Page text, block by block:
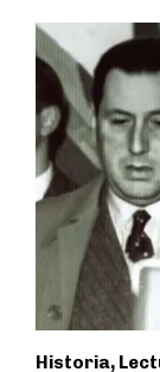
Historia,